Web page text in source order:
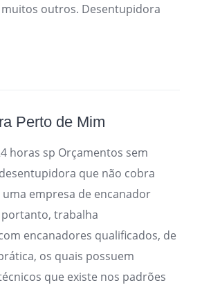
muitos outros. Desentupidora
Perto de Mim
horas sp Orçamentos sem
que não cobra
empresa de encanador
portanto, trabalha
encanadores qualificados, de
os quais possuem
que existe nos padrões